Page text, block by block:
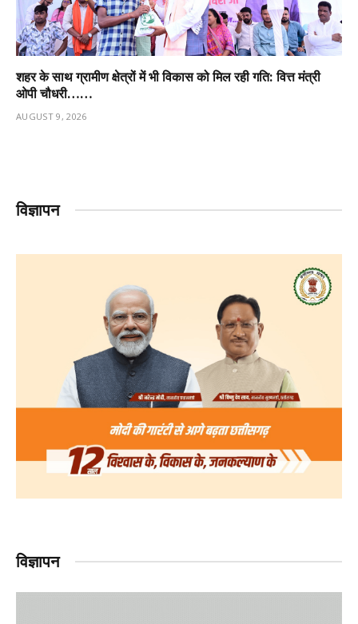
शहर के साथ ग्रामीण क्षेत्रों में भी विकास को मिल रही गति: वित्त मंत्री
ओपी चौधरी……
AUGUST 9, 2026
विज्ञापन
विज्ञापन